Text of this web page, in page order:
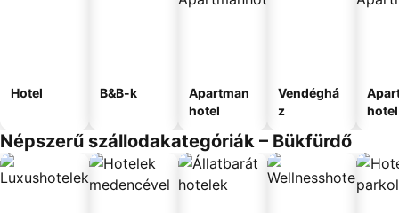
Hotel B&B-k
Apartman
hotel
Vendéghá
z
hotel
Népszerű szállodakategóriák – Bükfürdő